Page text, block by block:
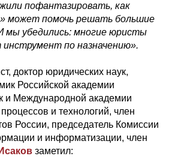
пофантазировать, как
может помочь решать большие
мы убедились: многие юристы
по назначению».
доктор юридических наук,
Российской академии
и Международной академии
и технологий, член
России, председатель Комиссии
и информатизации, член
заметил: